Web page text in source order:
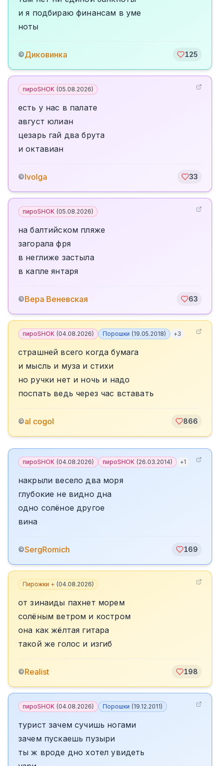
и я подбираю финансам в уме
ноты
©Диковинка 125
пироSHOK (05.08.2026)
есть у нас в палате
август юлиан
цезарь гай два брута
и октавиан
©Ivolga 33
пироSHOK (05.08.2026)
на балтийском пляже
загорала фря
в неглиже застыла
в капле янтаря
©Вера Веневская 63
пироSHOK (04.08.2026) Порошки (19.05.2018) +3
страшней всего когда бумага
и мысль и муза и стихи
но ручки нет и ночь и надо
поспать ведь через час вставать
©al cogol 866
пироSHOK (04.08.2026) пироSHOK (26.03.2014) +1
накрыли весело два моря
глубокие не видно дна
одно солёное другое
вина
©SergRomich 169
Пирожки + (04.08.2026)
от зинаиды пахнет морем
солёным ветром и костром
она как жёлтая гитара
такой же голос и изгиб
©Realist 198
пироSHOK (04.08.2026) Порошки (19.12.2011)
турист зачем сучишь ногами
зачем пускаешь пузыри
ты ж вроде дно хотел увидеть